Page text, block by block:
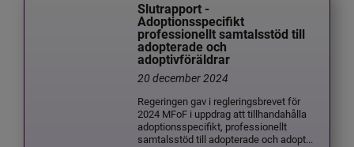
Slutrapport -
Adoptionsspecifikt
professionellt samtalsstöd till
adopterade och
adoptivföräldrar
20 december 2024
Regeringen gav i regleringsbrevet för
2024 MFoF i uppdrag att tillhandahålla
adoptionsspecifikt, professionellt
samtalsstöd till adopterade och adopt...